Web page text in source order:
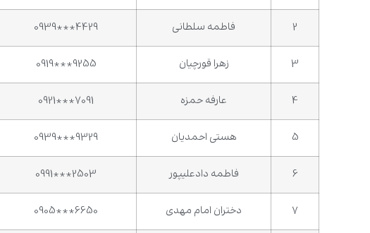
2 فاطمه سلطانی 0939***4429
3 زهرا قورچیان 0919***9255
4 عارفه حمزه 0921***7091
5 هستی احمدیان 0939***9329
6 فاطمه دادعلیپور 0991***2503
7 دختران امام مهدی 0905***6650